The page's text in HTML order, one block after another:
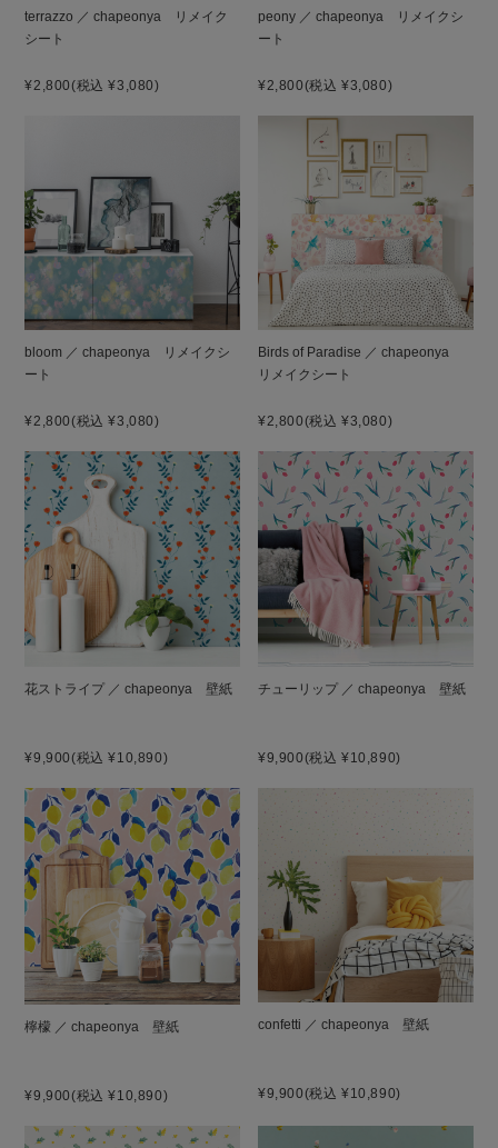
terrazzo ／ chapeonya リメイク
シート
¥2,800(税込 ¥3,080)
peony ／ chapeonya リメイクシ
ート
¥2,800(税込 ¥3,080)
bloom ／ chapeonya リメイクシ
ート
¥2,800(税込 ¥3,080)
Birds of Paradise ／ chapeonya
リメイクシート
¥2,800(税込 ¥3,080)
花ストライプ ／ chapeonya 壁紙
¥9,900(税込 ¥10,890)
チューリップ ／ chapeonya 壁紙
¥9,900(税込 ¥10,890)
檸檬 ／ chapeonya 壁紙
¥9,900(税込 ¥10,890)
confetti ／ chapeonya 壁紙
¥9,900(税込 ¥10,890)